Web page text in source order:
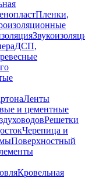
Пленки,
ДСП,
Ленты
и цементные
Решетки
Черепица и
Поверхностный
Кровельная